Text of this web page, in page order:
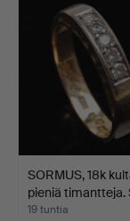
SORMUS, 18k
pieniä timantteja.
19 tuntia